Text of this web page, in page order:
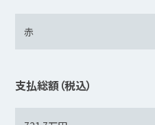
支払総額（税込）